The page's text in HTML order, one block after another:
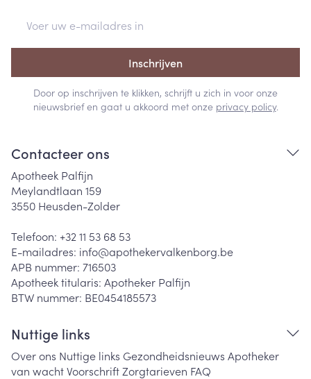
Inschrijven
Door op inschrijven te klikken, schrijft u zich in voor onze
nieuwsbrief en gaat u akkoord met onze privacy policy.
Contacteer ons
Apotheek Palfijn
Meylandtlaan 159
3550 Heusden-Zolder
Telefoon: +32 11 53 68 53
E-mailadres: info@apothekervalkenborg.be
APB nummer: 716503
Apotheek titularis: Apotheker Palfijn
BTW nummer: BE0454185573
Nuttige links
Over ons Nuttige links Gezondheidsnieuws Apotheker
van wachtVoorschriftZorgtarieven FAQ